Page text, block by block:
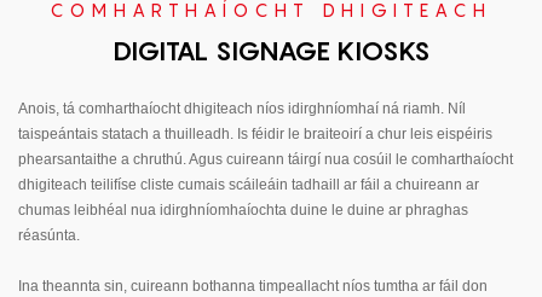
COMHARTHAÍOCHT DHIGITEACH
DIGITAL SIGNAGE KIOSKS
Anois, tá comharthaíocht dhigiteach níos idirghníomhaí ná riamh. Níl
taispeántais statach a thuilleadh. Is féidir le braiteoirí a chur leis eispéiris
phearsantaithe a chruthú. Agus cuireann táirgí nua cosúil le comharthaíocht
dhigiteach teilifíse cliste cumais scáileáin tadhaill ar fáil a chuireann ar
chumas leibhéal nua idirghníomhaíochta duine le duine ar phraghas
réasúnta.
Ina theannta sin, cuireann bothanna timpeallacht níos tumtha ar fáil don